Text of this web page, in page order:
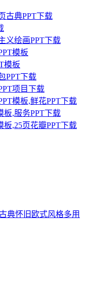
古典PPT下载
义绘画PPT下载
模板
模板
PPT下载
项目下载
模板,鲜花PPT下载
板,服务PPT下载
板,25页花瓣PPT下载